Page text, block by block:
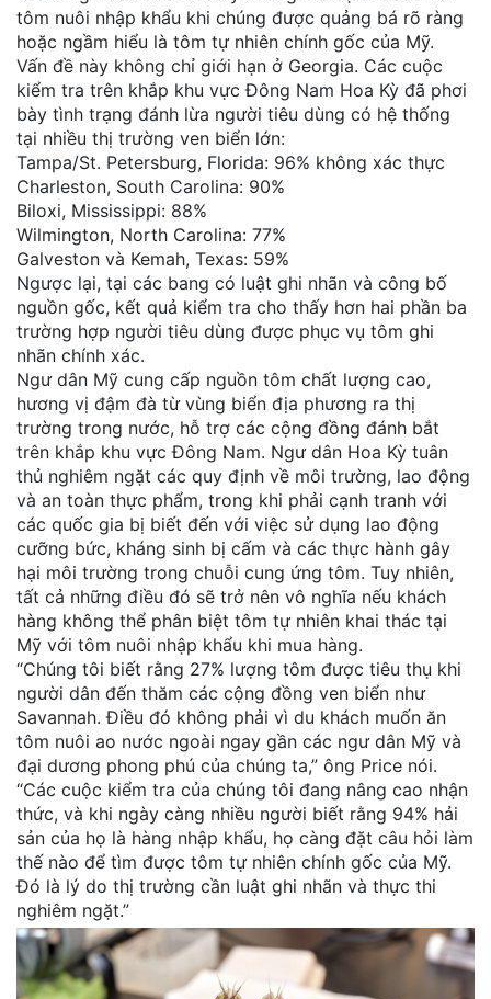
tôm nuôi nhập khẩu khi chúng được quảng bá rõ ràng
hoặc ngầm hiểu là tôm tự nhiên chính gốc của Mỹ.
Vấn đề này không chỉ giới hạn ở Georgia. Các cuộc
kiểm tra trên khắp khu vực Đông Nam Hoa Kỳ đã phơi
bày tình trạng đánh lừa người tiêu dùng có hệ thống
tại nhiều thị trường ven biển lớn:
Tampa/St. Petersburg, Florida: 96% không xác thực
Charleston, South Carolina: 90%
Biloxi, Mississippi: 88%
Wilmington, North Carolina: 77%
Galveston và Kemah, Texas: 59%
Ngược lại, tại các bang có luật ghi nhãn và công bố
nguồn gốc, kết quả kiểm tra cho thấy hơn hai phần ba
trường hợp người tiêu dùng được phục vụ tôm ghi
nhãn chính xác.
Ngư dân Mỹ cung cấp nguồn tôm chất lượng cao,
hương vị đậm đà từ vùng biển địa phương ra thị
trường trong nước, hỗ trợ các cộng đồng đánh bắt
trên khắp khu vực Đông Nam. Ngư dân Hoa Kỳ tuân
thủ nghiêm ngặt các quy định về môi trường, lao động
và an toàn thực phẩm, trong khi phải cạnh tranh với
các quốc gia bị biết đến với việc sử dụng lao động
cưỡng bức, kháng sinh bị cấm và các thực hành gây
hại môi trường trong chuỗi cung ứng tôm. Tuy nhiên,
tất cả những điều đó sẽ trở nên vô nghĩa nếu khách
hàng không thể phân biệt tôm tự nhiên khai thác tại
Mỹ với tôm nuôi nhập khẩu khi mua hàng.
“Chúng tôi biết rằng 27% lượng tôm được tiêu thụ khi
người dân đến thăm các cộng đồng ven biển như
Savannah. Điều đó không phải vì du khách muốn ăn
tôm nuôi ao nước ngoài ngay gần các ngư dân Mỹ và
đại dương phong phú của chúng ta,” ông Price nói.
“Các cuộc kiểm tra của chúng tôi đang nâng cao nhận
thức, và khi ngày càng nhiều người biết rằng 94% hải
sản của họ là hàng nhập khẩu, họ càng đặt câu hỏi làm
thế nào để tìm được tôm tự nhiên chính gốc của Mỹ.
Đó là lý do thị trường cần luật ghi nhãn và thực thi
nghiêm ngặt.”